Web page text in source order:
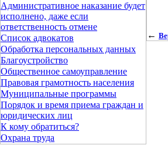
Административное наказание будет
исполнено, даже если
ответственность отмене
Список адвокатов
Обработка персональных данных
Благоустройство
Общественное самоуправление
Правовая грамотность населения
Муниципальные программы
Порядок и время приема граждан и
юридических лиц
К кому обратиться?
Охрана труда
←